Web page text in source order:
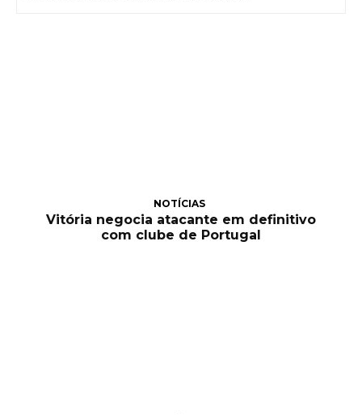
NOTÍCIAS
Vitória negocia atacante em definitivo
com clube de Portugal